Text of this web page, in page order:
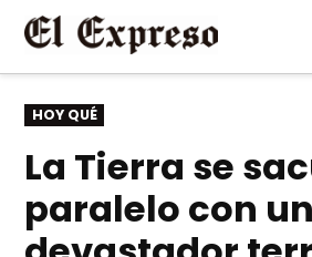
Saltar
contenido
PUBLICADO
EN
HOY QUÉ
La Tierra se
paralelo con un